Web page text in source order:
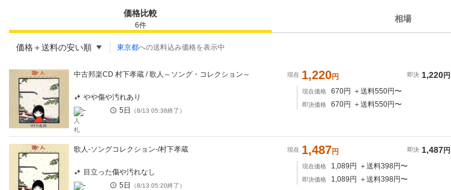
価格比較
6件
相場
価格＋送料の安い順 東京都への送料込み価格を表示中
中古邦楽CD 村下孝蔵 / 歌人～ソング・コレクション～ 現在 1,220円 即決 1,220円
現在価格 670円 ＋送料550円〜
即決価格 670円 ＋送料550円〜
やや傷や汚れあり
-
5日 （8/13 05:38終了）
歌人-ソングコレクション-/村下孝蔵 現在 1,487円 即決 1,487円
現在価格 1,089 円 ＋送料398円〜
即決価格 1,089 円 ＋送料398円〜
目立った傷や汚れなし
-
5日 （8/13 05:20終了）